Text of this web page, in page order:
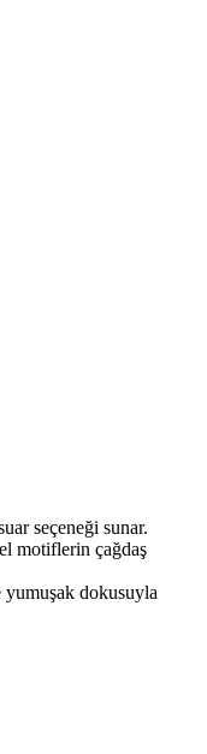
seçeneği sunar.
motiflerin çağdaş
dokusuyla